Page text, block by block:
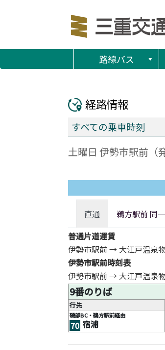
路線バス
経路情報
すべての乗車時刻
土曜日 伊勢市駅前（
直通
鵜方駅前 同
普通片道運賃
伊勢市駅前 → 大江戸温泉
伊勢市駅前時刻表
伊勢市駅前 → 大江戸温泉
9番のりば
行先
磯部BC・鵜方駅前経由
70 宿浦